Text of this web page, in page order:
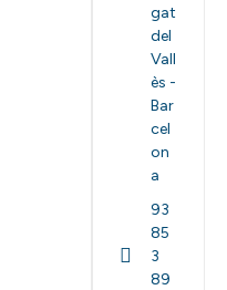
gat
del
Vall
ès -
Bar
cel
on
a
93
85
3
89